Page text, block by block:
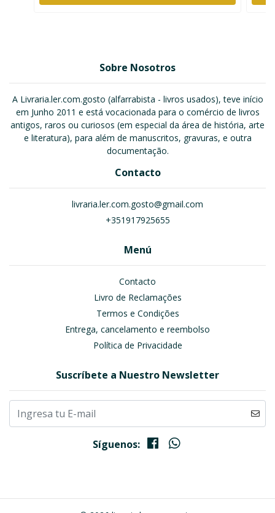
Sobre Nosotros
A Livraria.ler.com.gosto (alfarrabista - livros usados), teve início
em Junho 2011 e está vocacionada para o comércio de livros
antigos, raros ou curiosos (em especial da área de história, arte
e literatura), para além de manuscritos, gravuras, e outra
documentação.
Contacto
livraria.ler.com.gosto@gmail.com
+351917925655
Menú
Contacto
Livro de Reclamações
Termos e Condições
Entrega, cancelamento e reembolso
Política de Privacidade
Suscríbete a Nuestro Newsletter
Síguenos: